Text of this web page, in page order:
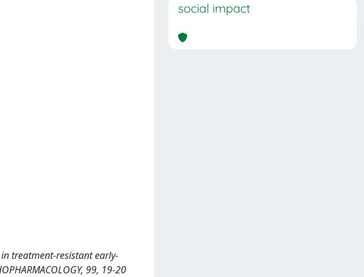
in treatment-resistant early-
99, 19-20
social impact